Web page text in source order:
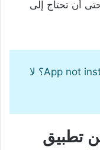
أن تحتاج إلى
هل تواجه رسالة خطأ App not installed؟ لا
تطبيق